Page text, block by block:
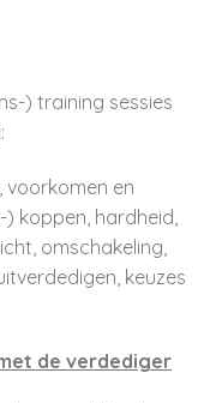
) training sessies
voorkomen en
koppen, hardheid,
omschakeling,
keuzes
de verdediger